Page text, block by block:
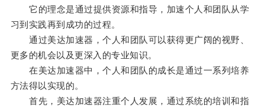
它的理念是通过提供资源和指导，加速个人和团队从学
习到实践再到成功的过程。
通过美达加速器，个人和团队可以获得更广阔的视野、
更多的机会以及更深入的专业知识。
在美达加速器中，个人和团队的成长是通过一系列培养
方法得以实现的。
首先，美达加速器注重个人发展，通过系统的培训和指